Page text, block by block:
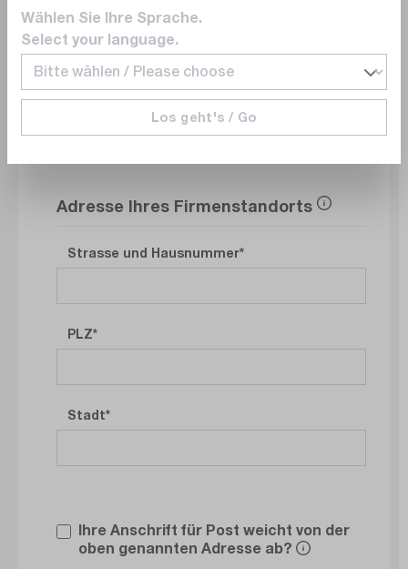
Telefonnummer
Adresse Ihres Firmenstandorts
Strasse und Hausnummer
PLZ
Stadt
Ihre Anschrift für Post weicht von der
oben genannten Adresse ab?
Wählen Sie Ihre Sprache.
Select your language.
Los geht's / Go